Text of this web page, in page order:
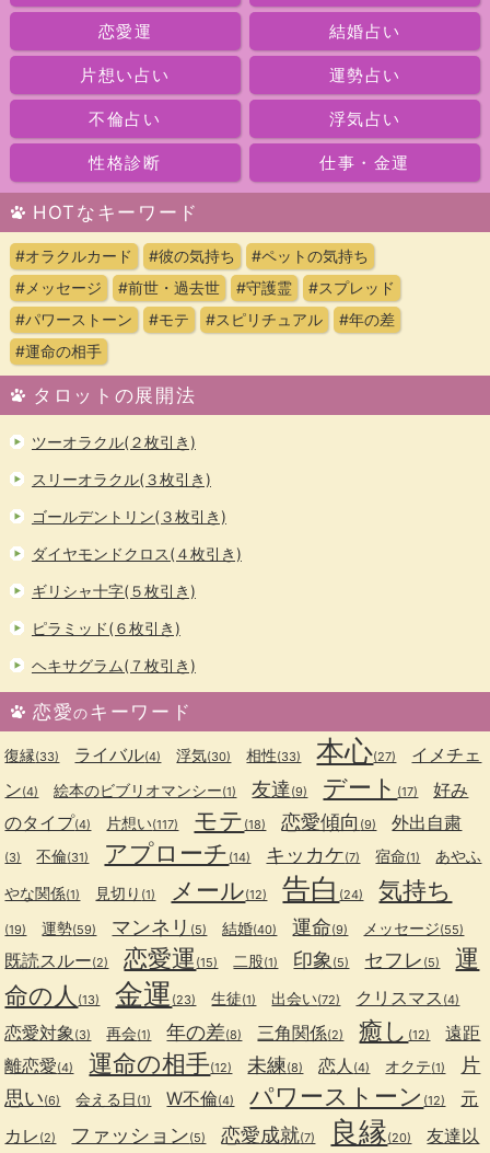
恋愛運 結婚占い
片想い占い 運勢占い
不倫占い 浮気占い
性格診断 仕事・金運
HOTなキーワード
#オラクルカード #彼の気持ち
#ペットの気持ち
#メッセージ
#前世・過去世 #守護霊
#スプレッド
#パワーストーン
#モテ #スピリチュアル
#年の差
#運命の相手
タロットの展開法
ツーオラクル(２枚引き)
スリーオラクル(３枚引き)
ゴールデントリン(３枚引き)
ダイヤモンドクロス(４枚引き)
ギリシャ十字(５枚引き)
ピラミッド(６枚引き)
ヘキサグラム(７枚引き)
恋愛のキーワード
復縁(33) ライバル(4) 浮気(30) 相性(33) 本心(27)
イメチェ
ン(4) 絵本のビブリオマンシー(1) 友達 (9) デート (17)
好み
のタイプ(4) 片想い(117) モテ (18) 恋愛傾向 (9) 外出自粛
(3) 不倫(31) アプローチ (14) キッカケ(7) 宿命(1)
あやふ
やな関係(1) 見切り (1) メール(12) 告白 (24) 気持ち
(19) 運勢(59) マンネリ (5) 結婚(40) 運命(9) メッセージ(55)
既読スルー(2) 恋愛運 (15) 二股(1) 印象 (5) セフレ (5)
運
命の人 (13) 金運 (23) 生徒(1) 出会い(72) クリスマス (4)
恋愛対象(3) 再会(1) 年の差(8) 三角関係(2) 癒し (12)
遠距
離恋愛(4) 運命の相手(12) 未練(8) 恋人 (4) オクテ(1)
片
思い(6) 会える日 (1) W不倫(4) パワーストーン (12)
元
カレ (2) ファッション(5) 恋愛成就(7) 良縁(20)
友達以